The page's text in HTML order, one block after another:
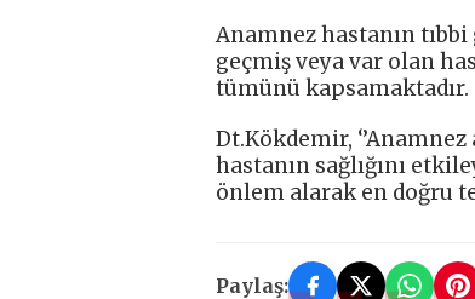
Anamnez hastanın
geçmiş veya var olan
tümünü kapsamaktadır.
Dt.Kökdemir,
hastanın sağlığını
önlem alarak en doğru
Paylaş: